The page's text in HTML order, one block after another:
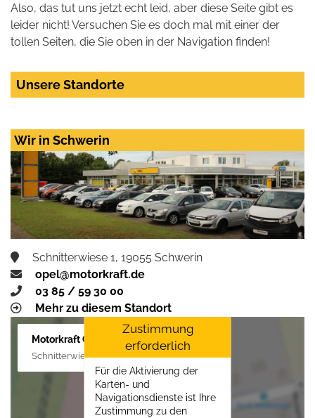
Also, das tut uns jetzt echt leid, aber diese Seite gibt es
leider nicht! Versuchen Sie es doch mal mit einer der
tollen Seiten, die Sie oben in der Navigation finden!
Unsere Standorte
Wir in Schwerin
Schnitterwiese 1, 19055 Schwerin
opel@motorkraft.de
03 85 / 59 30 00
Mehr zu diesem Standort
Motorkraft GmbH
Schnitterwiese 1, 19055 Schwerin
Zustimmung
erforderlich
Für die Aktivierung der
Karten- und
Navigationsdienste ist Ihre
Zustimmung zu den